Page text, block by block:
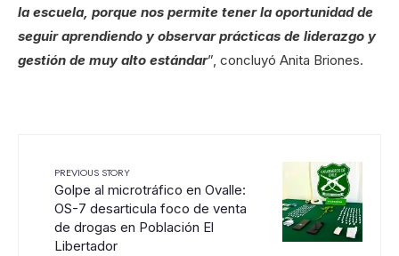
la escuela, porque nos permite tener la oportunidad de
seguir aprendiendo y observar prácticas de liderazgo y
gestión de muy alto estándar”, concluyó Anita Briones.
PREVIOUS STORY
Golpe al microtráfico en Ovalle:
OS-7 desarticula foco de venta
de drogas en Población El
Libertador